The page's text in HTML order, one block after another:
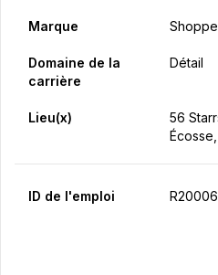
Marque
Domaine de la
carrière
Détail
Lieu(x)
56
ID de l'emploi